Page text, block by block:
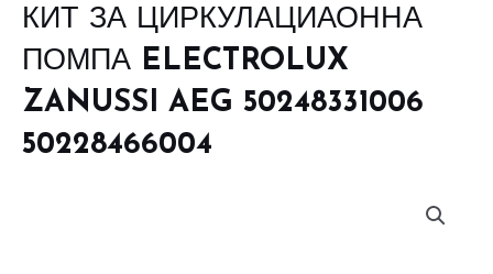
КИТ ЗА ЦИРКУЛАЦИАОННА
ПОМПА ELECTROLUX
ZANUSSI AEG 50248331006
50228466004